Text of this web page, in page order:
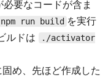
要なコードが含ま
npm run build を実行
ルドは
./activator
め、先ほど作成した